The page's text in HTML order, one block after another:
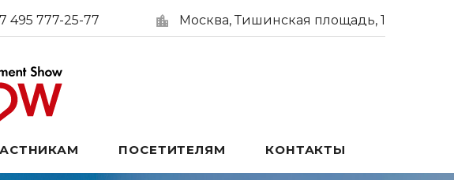
495 777-25-77 Москва, Тишинская площадь, 1
ПОСЕТИТЕЛЯМ КОНТАКТЫ